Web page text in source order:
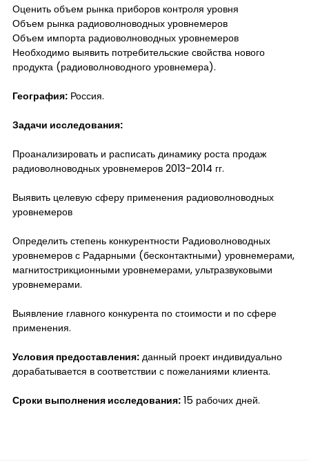
Оценить объем рынка приборов контроля уровня
Объем рынка радиоволноводных уровнемеров
Объем импорта радиоволноводных уровнемеров
Необходимо выявить потребительские свойства нового
продукта (радиоволноводного уровнемера).
География: Россия.
Задачи исследования:
Проанализировать и расписать динамику роста продаж
радиоволноводных уровнемеров 2013-2014 гг.
Выявить целевую сферу применения радиоволноводных
уровнемеров
Определить степень конкурентности Радиоволноводных
уровнемеров с Радарными (бесконтактными) уровнемерами,
магнитострикционными уровнемерами, ультразвуковыми
уровнемерами.
Выявление главного конкурента по стоимости и по сфере
применения.
Условия предоставления: данный проект индивидуально
дорабатывается в соответствии с пожеланиями клиента.
Сроки выполнения исследования: 15 рабочих дней.